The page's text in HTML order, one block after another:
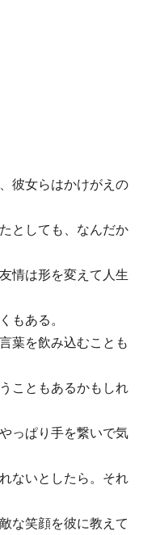
彼女らはかけがえの
としても、なんだか
情は形を変えて人生
もある。
葉を飲み込むことも
こともあるかもしれ
っぱり手を繋いで気
ないとしたら。それ
な笑顔を彼に教えて